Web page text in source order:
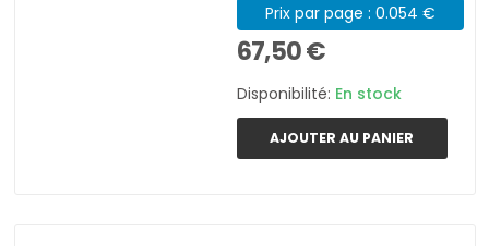
Prix par page : 0.054 €
67,50 €
Disponibilité: En stock
AJOUTER AU PANIER